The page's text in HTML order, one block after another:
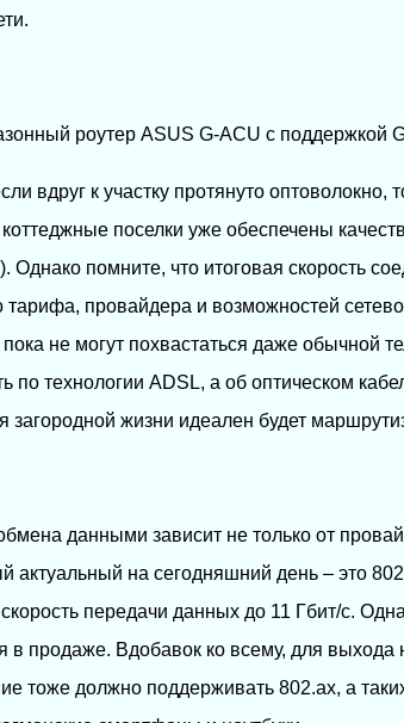
роутер ASUS G-ACU с поддержкой
вдруг к участку протянуто
поселки уже обеспечены
Однако помните, что итоговая скорость
тарифа, провайдера и возможностей
пока не могут похвастаться даже обычной
по технологии ADSL, а об оптическом
загородной жизни идеален будет
данными зависит не только от
актуальный на сегодняшний день – это
передачи данных до 11 Гбит/с.
в продаже. Вдобавок ко всему, для выхода
тоже должно поддерживать 802.ax, а